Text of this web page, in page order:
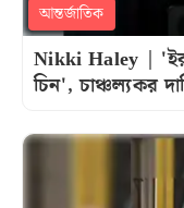
আন্তর্জাতিক
Nikki Haley |
চিন', চাঞ্চল্যকর